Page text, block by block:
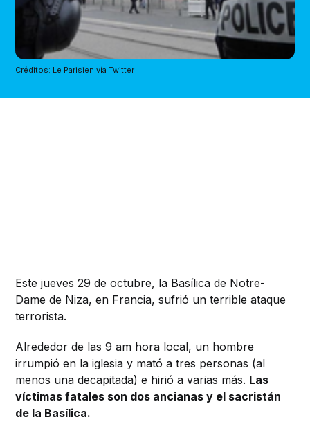
Créditos: Le Parisien vía Twitter
Este jueves 29 de octubre, la Basílica de Notre-
Dame de Niza, en Francia, sufrió un terrible ataque
terrorista.
Alrededor de las 9 am hora local, un hombre
irrumpió en la iglesia y mató a tres personas (al
menos una decapitada) e hirió a varias más. Las
víctimas fatales son dos ancianas y el sacristán
de la Basílica.